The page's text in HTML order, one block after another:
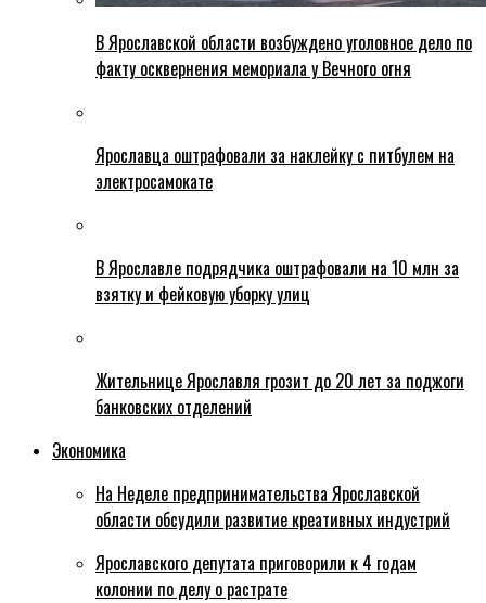
В Ярославской области возбуждено уголовное дело по
факту осквернения мемориала у Вечного огня
Ярославца оштрафовали за наклейку с питбулем на
электросамокате
В Ярославле подрядчика оштрафовали на 10 млн за
взятку и фейковую уборку улиц
Жительнице Ярославля грозит до 20 лет за поджоги
банковских отделений
Экономика
На Неделе предпринимательства Ярославской
области обсудили развитие креативных индустрий
Ярославского депутата приговорили к 4 годам
колонии по делу о растрате